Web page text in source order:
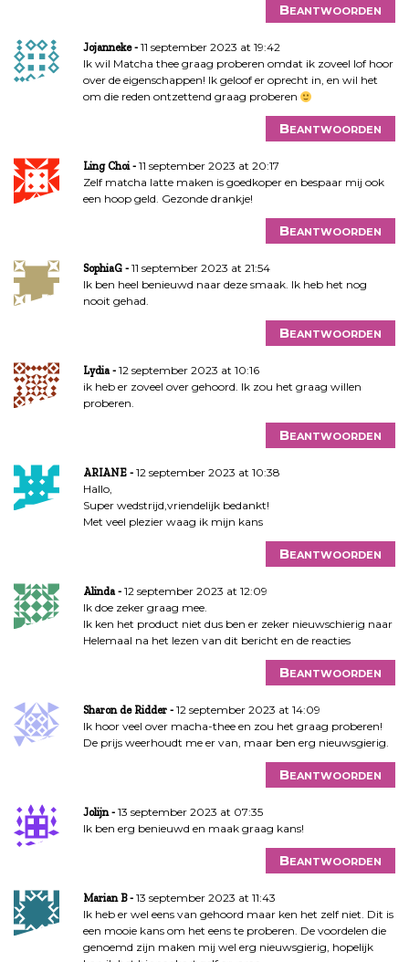
Beantwoorden
Jojanneke
11 september 2023 at 19:42
Ik wil Matcha thee graag proberen omdat ik zoveel lof hoor
over de eigenschappen! Ik geloof er oprecht in, en wil het
om die reden ontzettend graag proberen
Beantwoorden
Ling Choi
11 september 2023 at 20:17
Zelf matcha latte maken is goedkoper en bespaar mij ook
een hoop geld. Gezonde drankje!
Beantwoorden
SophiaG
11 september 2023 at 21:54
Ik ben heel benieuwd naar deze smaak. Ik heb het nog
nooit gehad.
Beantwoorden
Lydia
12 september 2023 at 10:16
ik heb er zoveel over gehoord. Ik zou het graag willen
proberen.
Beantwoorden
ARIANE
12 september 2023 at 10:38
Hallo,
Super wedstrijd,vriendelijk bedankt!
Met veel plezier waag ik mijn kans
Beantwoorden
Alinda
12 september 2023 at 12:09
Ik doe zeker graag mee.
Ik ken het product niet dus ben er zeker nieuwschierig naar
Helemaal na het lezen van dit bericht en de reacties
Beantwoorden
Sharon de Ridder
12 september 2023 at 14:09
Ik hoor veel over macha-thee en zou het graag proberen!
De prijs weerhoudt me er van, maar ben erg nieuwsgierig.
Beantwoorden
Jolijn
13 september 2023 at 07:35
Ik ben erg benieuwd en maak graag kans!
Beantwoorden
Marian B
13 september 2023 at 11:43
Ik heb er wel eens van gehoord maar ken het zelf niet. Dit is
een mooie kans om het eens te proberen. De voordelen die
genoemd zijn maken mij wel erg nieuwsgierig, hopelijk